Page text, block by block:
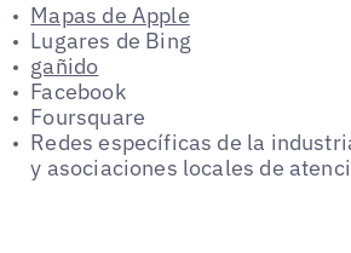
Mapas de Apple
Lugares de Bing
gañido
Facebook
Foursquare
Redes específicas de la
y asociaciones locales de